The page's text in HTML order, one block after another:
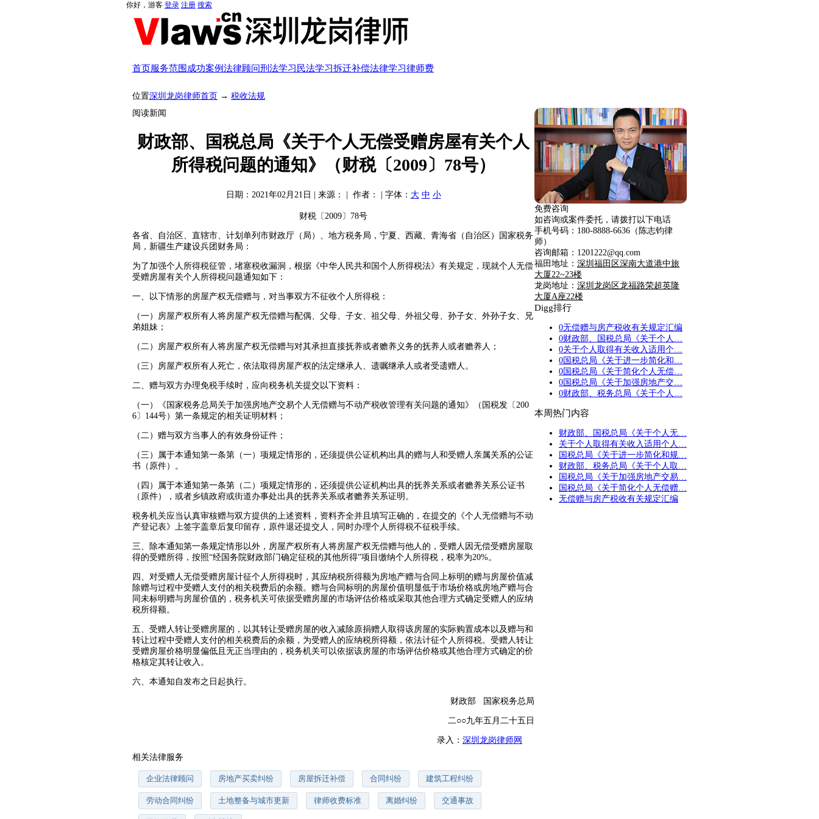
你好，游客 登录 注册 搜索
首页服务范围 成功案例法律顾问刑法学习 民法学习拆迁补偿法律学习律师费
位置深圳龙岗律师首页 → 税收法规
阅读新闻
财政部、国税总局《关于个人无偿受赠房屋有关个人
所得税问题的通知》（财税〔2009〕78号）
日期：2021年02月21日 | 来源： | 作者： | 字体： 大 中 小
财税〔2009〕78号
各省、自治区、直辖市、计划单列市财政厅（局）、地方税务局，宁夏、西藏、青海省（自治区）国家税务
局，新疆生产建设兵团财务局：
为了加强个人所得税征管，堵塞税收漏洞，根据《中华人民共和国个人所得税法》有关规定，现就个人无偿
受赠房屋有关个人所得税问题通知如下：
一、以下情形的房屋产权无偿赠与，对当事双方不征收个人所得税：
（一）房屋产权所有人将房屋产权无偿赠与配偶、父母、子女、祖父母、外祖父母、孙子女、外孙子女、兄
弟姐妹；
（二）房屋产权所有人将房屋产权无偿赠与对其承担直接抚养或者赡养义务的抚养人或者赡养人；
（三）房屋产权所有人死亡，依法取得房屋产权的法定继承人、遗嘱继承人或者受遗赠人。
二、赠与双方办理免税手续时，应向税务机关提交以下资料：
（一）《国家税务总局关于加强房地产交易个人无偿赠与不动产税收管理有关问题的通知》（国税发〔200
6〕144号）第一条规定的相关证明材料；
（二）赠与双方当事人的有效身份证件；
（三）属于本通知第一条第（一）项规定情形的，还须提供公证机构出具的赠与人和受赠人亲属关系的公证
书（原件）。
（四）属于本通知第一条第（二）项规定情形的，还须提供公证机构出具的抚养关系或者赡养关系公证书
（原件），或者乡镇政府或街道办事处出具的抚养关系或者赡养关系证明。
税务机关应当认真审核赠与双方提供的上述资料，资料齐全并且填写正确的，在提交的《个人无偿赠与不动
产登记表》上签字盖章后复印留存，原件退还提交人，同时办理个人所得税不征税手续。
三、除本通知第一条规定情形以外，房屋产权所有人将房屋产权无偿赠与他人的，受赠人因无偿受赠房屋取
得的受赠所得，按照“经国务院财政部门确定征税的其他所得”项目缴纳个人所得税，税率为20%。
四、对受赠人无偿受赠房屋计征个人所得税时，其应纳税所得额为房地产赠与合同上标明的赠与房屋价值减
除赠与过程中受赠人支付的相关税费后的余额。赠与合同标明的房屋价值明显低于市场价格或房地产赠与合
同未标明赠与房屋价值的，税务机关可依据受赠房屋的市场评估价格或采取其他合理方式确定受赠人的应纳
税所得额。
五、受赠人转让受赠房屋的，以其转让受赠房屋的收入减除原捐赠人取得该房屋的实际购置成本以及赠与和
转让过程中受赠人支付的相关税费后的余额，为受赠人的应纳税所得额，依法计征个人所得税。受赠人转让
受赠房屋价格明显偏低且无正当理由的，税务机关可以依据该房屋的市场评估价格或其他合理方式确定的价
格核定其转让收入。
六、本通知自发布之日起执行。
财政部 国家税务总局
二○○九年五月二十五日
录入： 深圳龙岗律师网
相关法律服务
企业法律顾问 房地产买卖纠纷 房屋拆迁补偿 合同纠纷 建筑工程纠纷
劳动合同纠纷 土地整备与城市更新 律师收费标准 离婚纠纷 交通事故
免费咨询
如咨询或案件委托，请拨打以下电话
手机号码：180-8888-6636（陈志钧律
师）
咨询邮箱：1201222@qq.com
福田地址： 深圳福田区深南大道港中旅
大厦22~23楼
龙岗地址： 深圳龙岗区龙福路荣超英隆
大厦A座22楼
Digg排行
0无偿赠与房产税收有关规定汇编
0财政部、国税总局《关于个人…
0关于个人取得有关收入适用个…
0国税总局《关于进一步简化和…
0国税总局《关于简化个人无偿…
0国税总局《关于加强房地产交…
0财政部、税务总局《关于个人…
本周热门内容
财政部、国税总局《关于个人无…
关于个人取得有关收入适用个人…
国税总局《关于进一步简化和规…
财政部、税务总局《关于个人取…
国税总局《关于加强房地产交易…
国税总局《关于简化个人无偿赠…
无偿赠与房产税收有关规定汇编